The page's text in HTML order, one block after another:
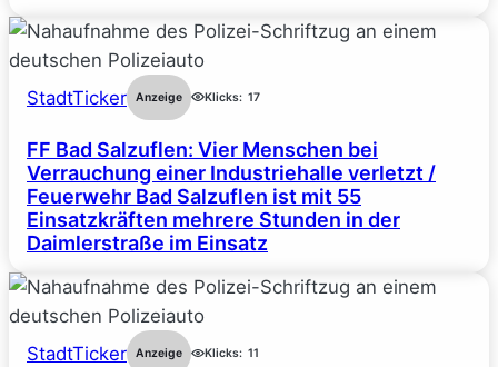
StadtTicker Anzeige Klicks: 17
FF Bad Salzuflen: Vier Menschen bei
Verrauchung einer Industriehalle verletzt /
Feuerwehr Bad Salzuflen ist mit 55
Einsatzkräften mehrere Stunden in der
Daimlerstraße im Einsatz
StadtTicker Anzeige Klicks: 11